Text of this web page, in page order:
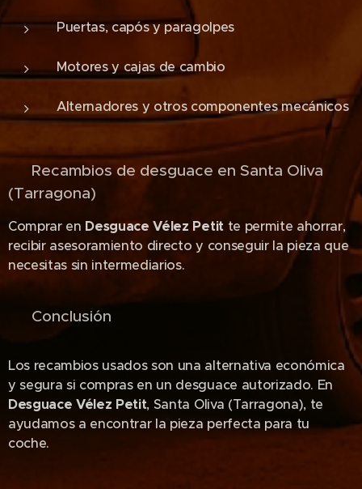
Puertas, capós y paragolpes
Motores y cajas de cambio
Alternadores y otros componentes mecánicos
📍 Recambios de desguace en Santa Oliva
(Tarragona)
Comprar en Desguace Vélez Petitte permite ahorrar,
recibir asesoramiento directo y conseguir la pieza que
necesitas sin intermediarios.
📌 Conclusión
Los recambios usados son una alternativa económica
y segura si compras en un desguace autorizado. En
Desguace Vélez Petit, Santa Oliva (Tarragona), te
ayudamos a encontrar la pieza perfecta para tu
coche.